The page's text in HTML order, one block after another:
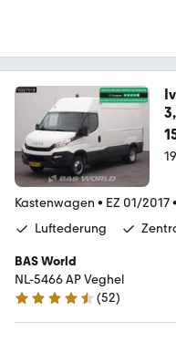
Kastenwagen • EZ 01/2017•
Luftederung
BAS World
NL-5466 AP Veghel
4.7 Sterne
(52)